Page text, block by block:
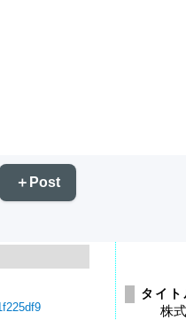
＋Post
タイト
株